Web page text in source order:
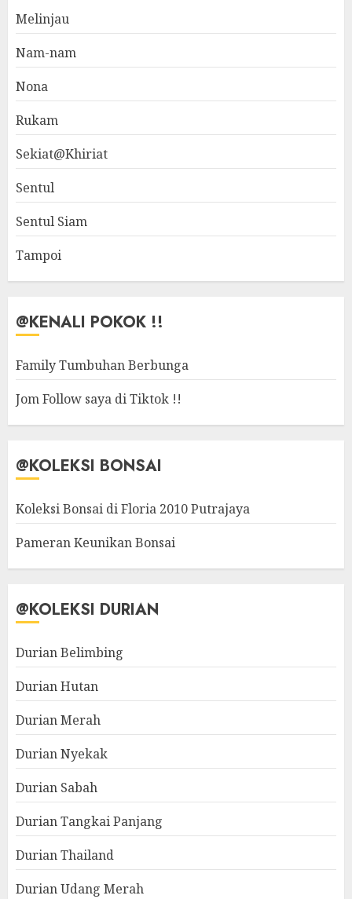
Melinjau
Nam-nam
Nona
Rukam
Sekiat@Khiriat
Sentul
Sentul Siam
Tampoi
@KENALI POKOK !!
Family Tumbuhan Berbunga
Jom Follow saya di Tiktok !!
@KOLEKSI BONSAI
Koleksi Bonsai di Floria 2010 Putrajaya
Pameran Keunikan Bonsai
@KOLEKSI DURIAN
Durian Belimbing
Durian Hutan
Durian Merah
Durian Nyekak
Durian Sabah
Durian Tangkai Panjang
Durian Thailand
Durian Udang Merah